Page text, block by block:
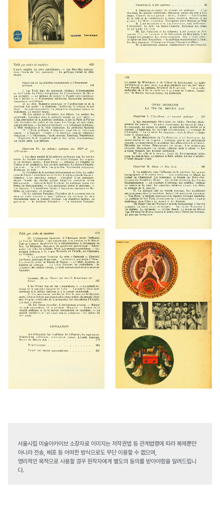
서울시립 미술아카이브 소장자료 이미지는 저작권법 등 관계법령에 따라 복제뿐만
아니라 전송, 배포 등 어떠한 방식으로도 무단 이용할 수 없으며,
영리적인 목적으로 사용할 경우 원작자에게 별도의 동의를 받아야함을 알려드립니
다.